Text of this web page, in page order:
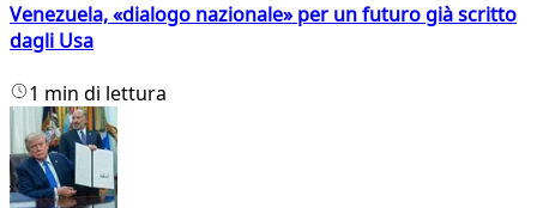
Venezuela, «dialogo nazionale» per un futuro già scritto
dagli Usa
1 min di lettura